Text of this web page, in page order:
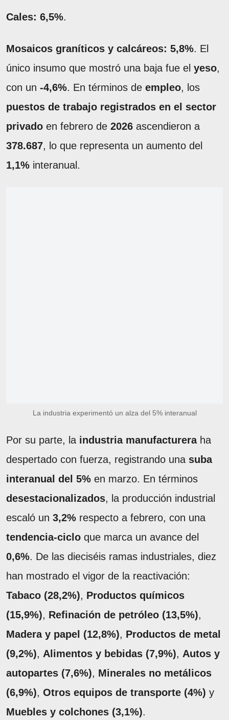
Cales: 6,5%.
Mosaicos graníticos y calcáreos: 5,8%. El
único insumo que mostró una baja fue el yeso,
con un -4,6%. En términos de empleo, los
puestos de trabajo registrados en el sector
privado en febrero de 2026 ascendieron a
378.687, lo que representa un aumento del
1,1% interanual.
La industria experimentó un alza del 5% interanual
Por su parte, la industria manufactureraha
despertado con fuerza, registrando una suba
interanual del 5% en marzo. En términos
desestacionalizados, la producción industrial
escaló un 3,2% respecto a febrero, con una
tendencia-ciclo que marca un avance del
0,6%. De las dieciséis ramas industriales, diez
han mostrado el vigor de la reactivación:
Tabaco (28,2%), Productos químicos
(15,9%), Refinación de petróleo (13,5%),
Madera y papel (12,8%), Productos de metal
(9,2%), Alimentos y bebidas (7,9%), Autos y
autopartes (7,6%), Minerales no metálicos
(6,9%), Otros equipos de transporte (4%) y
Muebles y colchones (3,1%).